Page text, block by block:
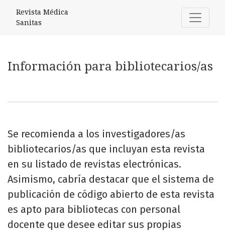
Revista Médica
Sanitas
Información para bibliotecarios/as
Se recomienda a los investigadores/as
bibliotecarios/as que incluyan esta revista
en su listado de revistas electrónicas.
Asimismo, cabría destacar que el sistema de
publicación de código abierto de esta revista
es apto para bibliotecas con personal
docente que desee editar sus propias